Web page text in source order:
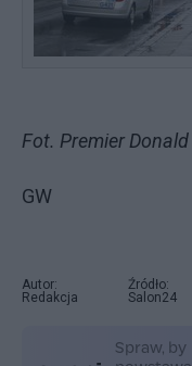
Fot. Premier
GW
Autor:
Redakcja
Źródło:
Salon24